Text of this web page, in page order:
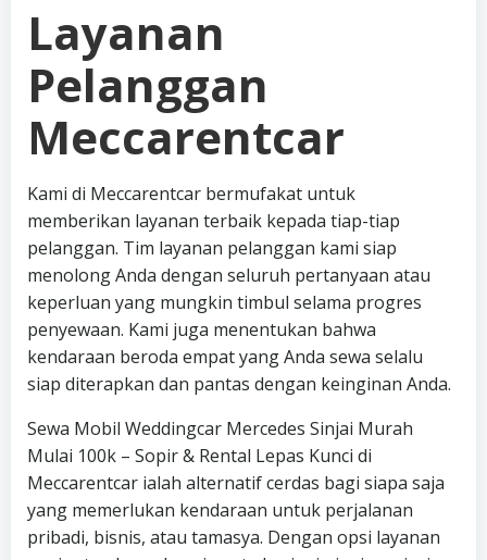
Layanan
Pelanggan
Meccarentcar
Kami di Meccarentcar bermufakat untuk
memberikan layanan terbaik kepada tiap-tiap
pelanggan. Tim layanan pelanggan kami siap
menolong Anda dengan seluruh pertanyaan atau
keperluan yang mungkin timbul selama progres
penyewaan. Kami juga menentukan bahwa
kendaraan beroda empat yang Anda sewa selalu
siap diterapkan dan pantas dengan keinginan Anda.
Sewa Mobil Weddingcar Mercedes Sinjai Murah
Mulai 100k – Sopir & Rental Lepas Kunci di
Meccarentcar ialah alternatif cerdas bagi siapa saja
yang memerlukan kendaraan untuk perjalanan
pribadi, bisnis, atau tamasya. Dengan opsi layanan